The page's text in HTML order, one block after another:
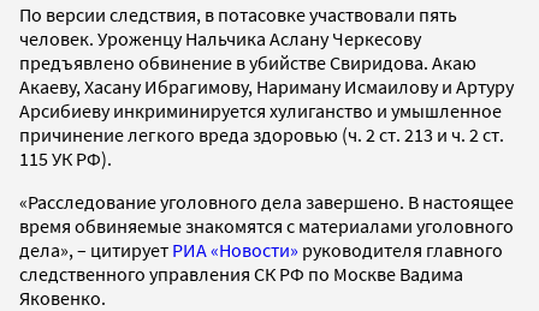
По версии следствия, в потасовке участвовали пять
человек. Уроженцу Нальчика Аслану Черкесову
предъявлено обвинение в убийстве Свиридова. Акаю
Акаеву, Хасану Ибрагимову, Нариману Исмаилову и Артуру
Арсибиеву инкриминируется хулиганство и умышленное
причинение легкого вреда здоровью (ч. 2 ст. 213 и ч. 2 ст.
115 УК РФ).
«Расследование уголовного дела завершено. В настоящее
время обвиняемые знакомятся с материалами уголовного
дела», – цитирует РИА «Новости» руководителя главного
следственного управления СК РФ по Москве Вадима
Яковенко.